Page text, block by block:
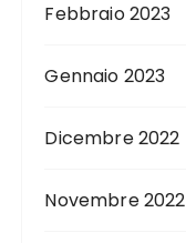
Febbraio 2023
Gennaio 2023
Dicembre 2022
Novembre 2022